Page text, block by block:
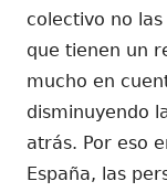
colectivo no
que tienen un
mucho en
disminuyendo
atrás. Por eso
España, las